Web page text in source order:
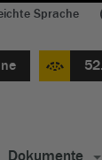
Sprache